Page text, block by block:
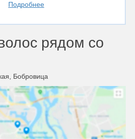
Подробнее
рядом со
Бобровица